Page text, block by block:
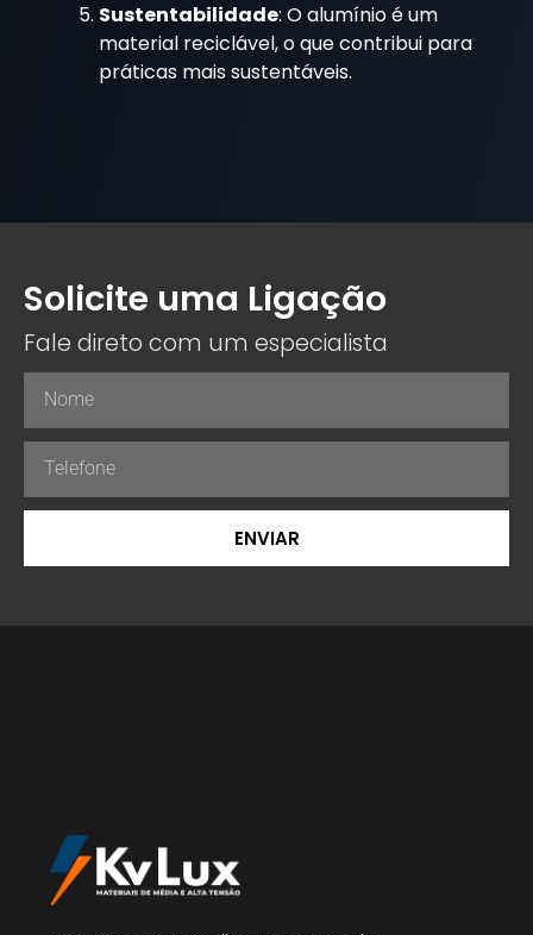
Sustentabilidade: O alumínio é um
material reciclável, o que contribui para
práticas mais sustentáveis.
Solicite uma Ligação
Fale direto com um especialista
ENVIAR